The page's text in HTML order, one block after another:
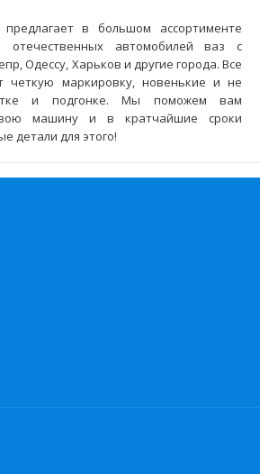
ВАЗ-2190 СААЗ (масло) в сборе
2270 грн.
предлагает в большом ассортименте
отечественных автомобилей ваз с
Одессу, Харьков и другие города. Все
маркировку, новенькие и не
и подгонке. Мы поможем вам
машину и в кратчайшие сроки
детали для этого!